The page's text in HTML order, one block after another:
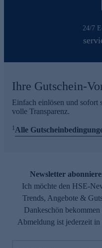
24/7
Ihre Gutschein-
Einfach einlösen und sofort
volle Transparenz.
1Alle
Newsletter
Ich möchte den HSE-
Trends, Angebote &
Dankeschön
Abmeldung ist jederzeit